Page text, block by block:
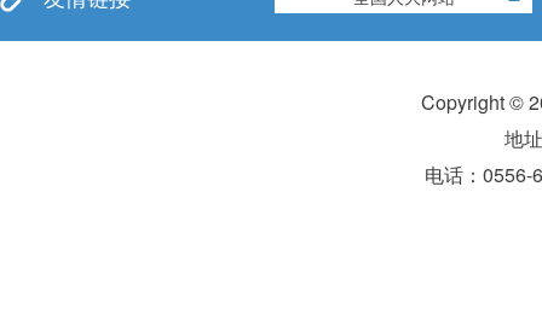
Copyright ©
地
电话：